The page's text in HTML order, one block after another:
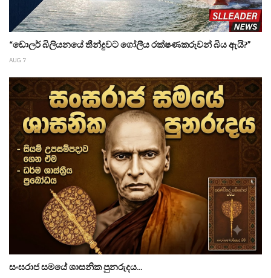
“ඩොලර් බිලියනයේ තීන්දුවට ගෝලීය රක්ෂණකරුවන් බිය ඇයි?”
AUG 7
සංඝරාජ සමයේ ශාසනික පුනරුදය...